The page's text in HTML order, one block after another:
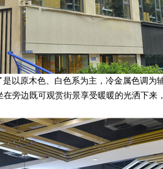
以原木色、白色系为主，冷金属色调
旁边既可观赏街景享受暖暖的光洒下